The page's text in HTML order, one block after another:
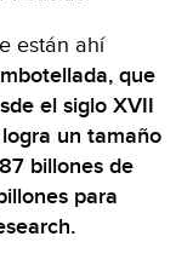
están ahí
que
el siglo XVII
un tamaño
billones de
para